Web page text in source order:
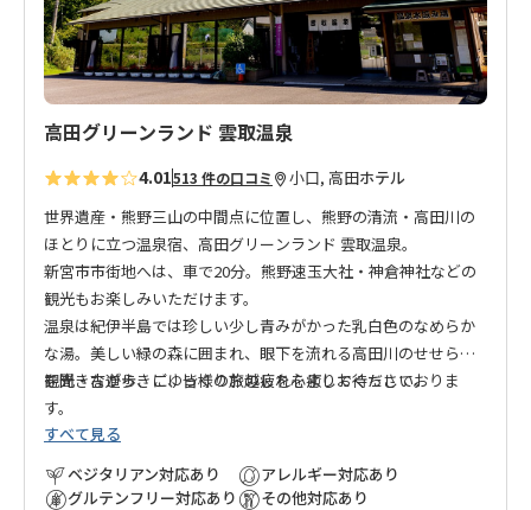
加
高田グリーンランド 雲取温泉
4.01513 件の口コミ 小口, 高田ホテル
世界遺産・熊野三山の中間点に位置し、熊野の清流・高田川の
ほとりに立つ温泉宿、高田グリーンランド 雲取温泉。
新宮市市街地へは、車で20分。熊野速玉大社・神倉神社などの
観光もお楽しみいただけます。
温泉は紀伊半島では珍しい少し青みがかった乳白色のなめらか
な湯。美しい緑の森に囲まれ、眼下を流れる高田川のせせらぎ
を聞きながら、ごゆっくり旅の疲れを癒してください。
観光・古道歩きに、皆様のお越しを心よりお待ちしておりま
す。
すべて見る
ベジタリアン対応あり
グルテンフリー対応あり
アレルギー対応あり
その他対応あり